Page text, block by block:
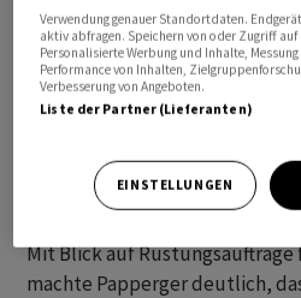
ausgestattete Panzerfabriken
er. Diese wolle das
auf ein oder zwei
Nato-Standard fertigen. Die
kann nicht für alle Zeit der
begleichen, das sieht auch
Mit Blick auf
machte Papperger deutlich,
Verwendung genauer Standortdaten.
aktiv abfragen. Speichern von oder Zugriff
Personalisierte Werbung und Inhalte,
Performance von Inhalten,
Verbesserung von Angeboten.
Liste der Partner (Lieferanten)
EINSTELLUNGEN